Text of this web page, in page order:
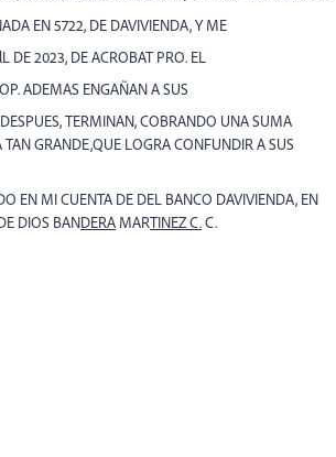
EN 5722, DE DAVIVIENDA, Y ME
DE 2023, DE ACROBAT PRO. EL
ADEMAS ENGAÑAN A SUS
TERMINAN, COBRANDO UNA SUMA
GRANDE,QUE LOGRA CONFUNDIR A SUS
EN MI CUENTA DE DEL BANCO DAVIVIENDA, EN
DIOS BANDERA MARTINEZ C.C.